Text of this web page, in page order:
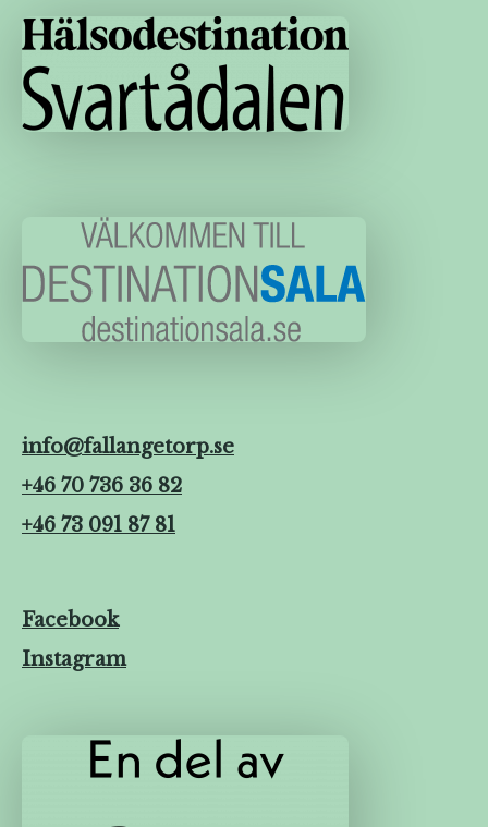
info@fallangetorp.se
+46 70 736 36 82
+46 73 091 87 81
Facebook
Instagram